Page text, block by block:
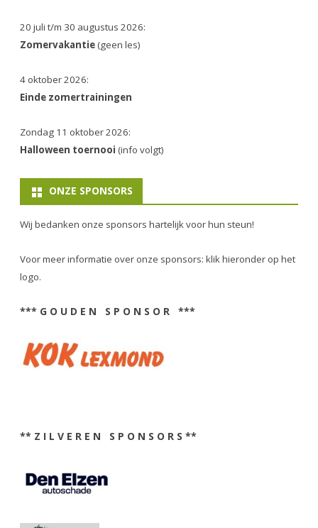
20 juli t/m 30 augustus 2026:
Zomervakantie(geen les)
4 oktober 2026:
Einde zomertrainingen
Zondag 11 oktober 2026:
Halloween toernooi (info volgt)
ONZE SPONSORS
Wij bedanken onze sponsors hartelijk voor hun steun!
Voor meer informatie over onze sponsors: klik hieronder op het
logo.
*** G O U D E N S P O N S O R ***
** Z I L V E R E N S P O N S O R S **